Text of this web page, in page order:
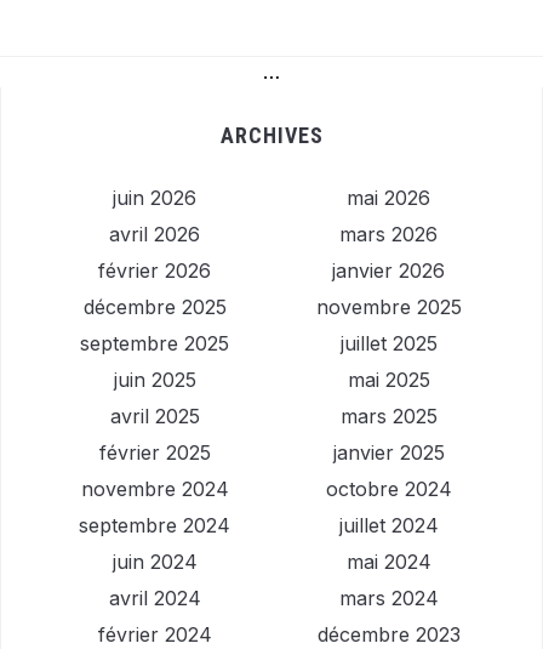
…
ARCHIVES
juin 2026
mai 2026
avril 2026
mars 2026
février 2026
janvier 2026
décembre 2025
novembre 2025
septembre 2025
juillet 2025
juin 2025
mai 2025
avril 2025
mars 2025
février 2025
janvier 2025
novembre 2024
octobre 2024
septembre 2024
juillet 2024
juin 2024
mai 2024
avril 2024
mars 2024
février 2024
décembre 2023